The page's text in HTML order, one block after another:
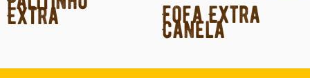
Extra Fofa Extra
Canela